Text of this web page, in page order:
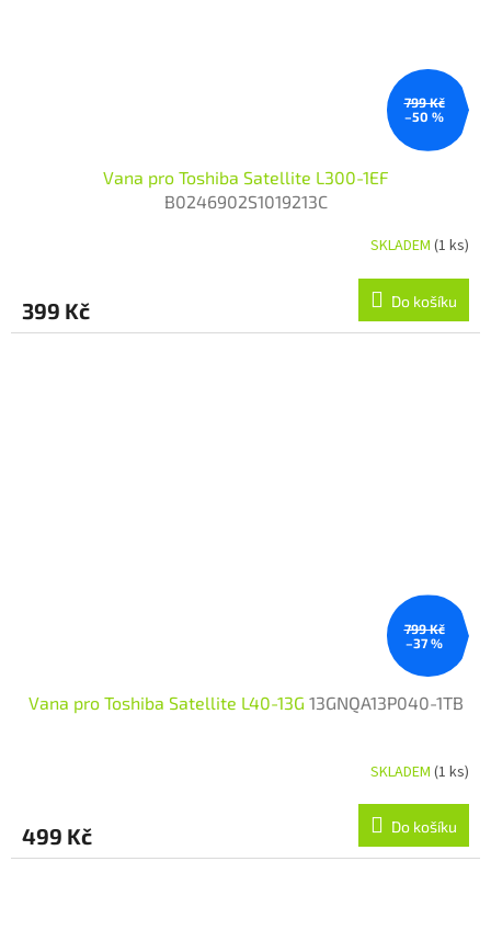
799 Kč
–50 %
Vana pro Toshiba Satellite L300-1EF
B0246902S1019213C
SKLADEM (1 ks)
399 Kč Do košíku
799 Kč
–37 %
Vana pro Toshiba Satellite L40-13G 13GNQA13P040-1TB
SKLADEM (1 ks)
499 Kč Do košíku